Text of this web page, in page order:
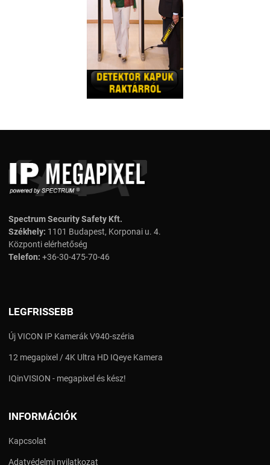
Spectrum Security Safety Kft.
Székhely: 1101 Budapest, Korponai u. 4.
Központi elérhetőség
Telefon: +36-30-475-70-46
LEGFRISSEBB
Új VICON IP Kamerák V940-széria
12 megapixel / 4K Ultra HD IQeye Kamera
IQinVISION - megapixel és kész!
INFORMÁCIÓK
Kapcsolat
Adatvédelmi nyilatkozat